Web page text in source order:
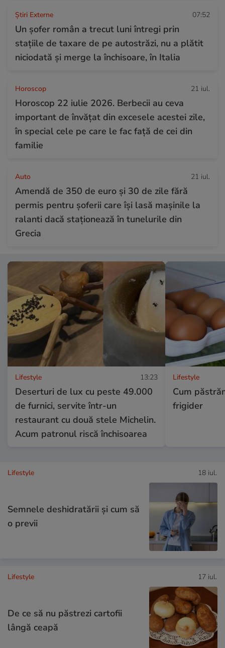
Știri Externe 07:52
Un șofer român a trecut luni întregi prin
stațiile de taxare de pe autostrăzi, nu a plătit
niciodată și merge la închisoare, în Italia
Horoscop 21 iul.
Horoscop 22 iulie 2026. Berbecii au ceva
important de învățat din excesele acestei zile,
în special cele pe care le fac față de cei din
familie
Auto 21 iul.
Amendă de 350 de euro și 30 de zile fără
permis pentru șoferii care își lasă mașinile la
ralanti dacă staționează în tunelurile din
Grecia
Lifestyle 13:23
Deserturi de lux cu peste 49.000
de furnici, servite într-un
restaurant cu două stele Michelin.
Acum patronul riscă închisoarea
Lifestyle
Cum
frigider
Lifestyle 18 iul.
Semnele deshidratării și cum să
o previi
Lifestyle 17 iul.
De ce să nu păstrezi cartofii
lângă ceapă